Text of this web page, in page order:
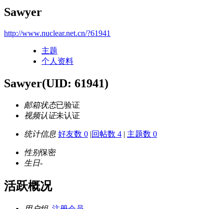
Sawyer
http://www.nuclear.net.cn/?61941
主题
个人资料
Sawyer(UID: 61941)
邮箱状态已验证
视频认证未认证
统计信息 好友数 0 |回帖数 4 | 主题数 0
性别保密
生日-
活跃概况